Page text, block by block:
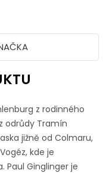
z rodinného
odrůdy Tramín
jižně od Colmaru,
kde je
Paul Ginglinger je